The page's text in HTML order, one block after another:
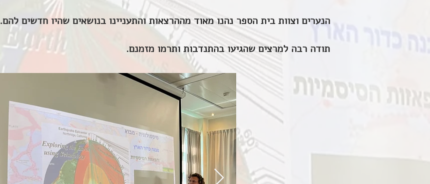
הנערים וצוות בית הספר נהנו מאוד מההרצאות והתעניינו בנושאים שהיו חדשים להם.
תודה רבה למרצים שהגיעו בהתנדבות ותרמו מזמנם.